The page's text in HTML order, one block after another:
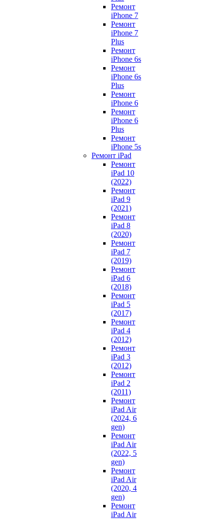
Ремонт
iPhone 7
Ремонт
iPhone 7
Plus
Ремонт
iPhone 6s
Ремонт
iPhone 6s
Plus
Ремонт
iPhone 6
Ремонт
iPhone 6
Plus
Ремонт
iPhone 5s
Ремонт iPad
Ремонт
iPad 10
(2022)
Ремонт
iPad 9
(2021)
Ремонт
iPad 8
(2020)
Ремонт
iPad 7
(2019)
Ремонт
iPad 6
(2018)
Ремонт
iPad 5
(2017)
Ремонт
iPad 4
(2012)
Ремонт
iPad 3
(2012)
Ремонт
iPad 2
(2011)
Ремонт
iPad Air
(2024, 6
gen)
Ремонт
iPad Air
(2022, 5
gen)
Ремонт
iPad Air
(2020, 4
gen)
Ремонт
iPad Air